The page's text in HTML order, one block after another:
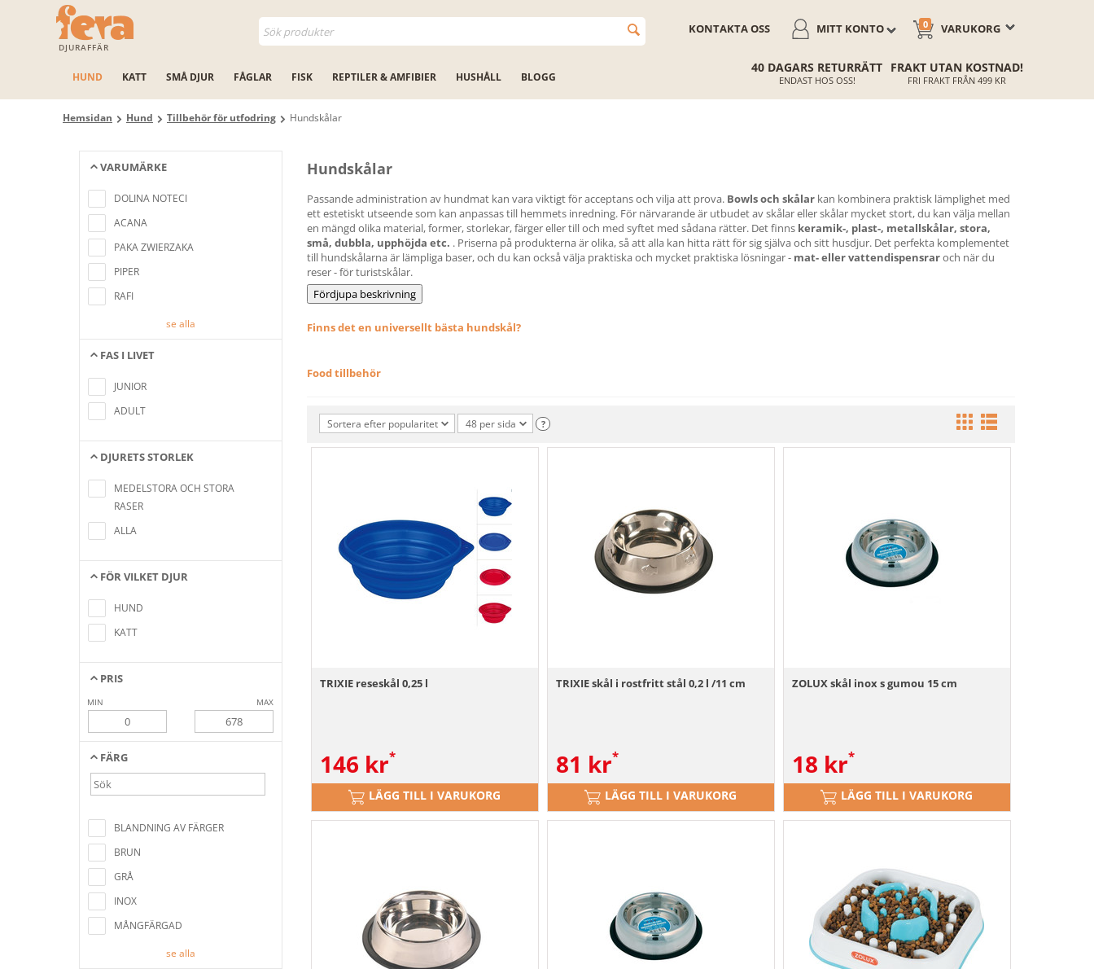
DJURAFFÄR
VARUKORG
0
MITT KONTO
KONTAKTA OSS
HUND KATT SMÅ DJUR FÅGLAR FISK REPTILER & AMFIBIER HUSHÅLL BLOGG
40 DAGARS RETURRÄTT
ENDAST HOS OSS!
FRAKT UTAN KOSTNAD!
FRI FRAKT FRÅN 499 KR
Hemsidan Hund Tillbehör för utfodring Hundskålar
VARUMÄRKE
sökkriterierna
DOLINA NOTECI
ACANA
PAKA ZWIERZAKA
PIPER
RAFI
se alla
FAS I LIVET
JUNIOR
ADULT
DJURETS STORLEK
sökkriterierna
MEDELSTORA OCH STORA
RASER
ALLA
FÖR VILKET DJUR
HUND
KATT
PRIS
MIN MAX
FÄRG
sökkriterierna
BLANDNING AV FÄRGER
BRUN
GRÅ
INOX
MÅNGFÄRGAD
se alla
Hundskålar
Passande administration av hundmat kan vara viktigt för acceptans och vilja att prova. Bowls och skålar kan kombinera praktisk lämplighet med
ett estetiskt utseende som kan anpassas till hemmets inredning. För närvarande är utbudet av skålar eller skålar mycket stort, du kan välja mellan
en mängd olika material, former, storlekar, färger eller till och med syftet med sådana rätter. Det finns keramik-, plast-, metallskålar, stora,
små, dubbla, upphöjda etc. . Priserna på produkterna är olika, så att alla kan hitta rätt för sig själva och sitt husdjur. Det perfekta komplementet
till hundskålarna är lämpliga baser, och du kan också välja praktiska och mycket praktiska lösningar - mat- eller vattendispensraroch när du
reser - för turistskålar.
Fördjupa beskrivning
Finns det en universellt bästa hundskål?
Food tillbehör
Sortera efter popularitet 48 per sida ?
TRIXIE reseskål 0,25 l
146 kr
LÄGG TILL I VARUKORG
TRIXIE skål i rostfritt stål 0,2 l /11 cm
81 kr
LÄGG TILL I VARUKORG
ZOLUX skål inox s gumou 15 cm
18 kr
LÄGG TILL I VARUKORG